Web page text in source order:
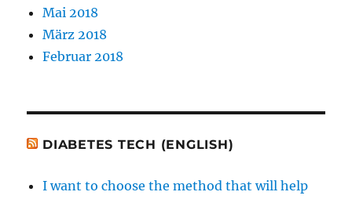
Mai 2018
März 2018
Februar 2018
DIABETES TECH (ENGLISH)
I want to choose the method that will help